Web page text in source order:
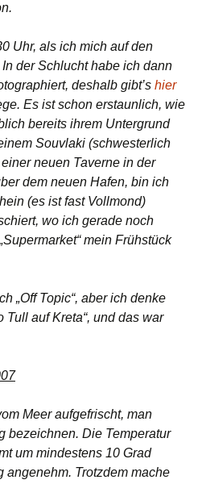
Uhr, als ich mich auf den
der Schlucht habe ich dann
deshalb gibt’s hier
Es ist schon erstaunlich, wie
bereits ihrem Untergrund
Souvlaki (schwesterlich
neuen Taverne in der
dem neuen Hafen, bin ich
(es ist fast Vollmond)
wo ich gerade noch
mein Frühstück
„Off Topic“, aber ich denke
Tull auf Kreta“, und das war
Meer aufgefrischt, man
bezeichnen. Die Temperatur
um mindestens 10 Grad
angenehm. Trotzdem mache